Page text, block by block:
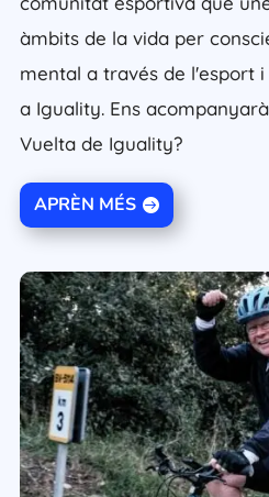
àmbits de la vida per
mental a través de l'esport
a Iguality. Ens
Vuelta de Iguality?
APRÈN MÉS